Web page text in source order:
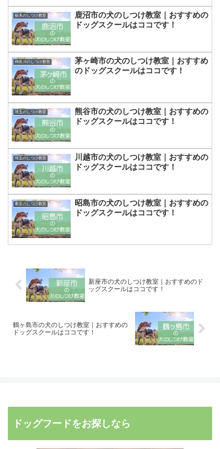
栃木のしつけ教室
鹿沼市の犬のしつけ教室｜おすすめの
ドッグスクールはココです！
神奈川のしつけ教室
茅ヶ崎市の犬のしつけ教室｜おすすめ
のドッグスクールはココです！
埼玉のしつけ教室
熊谷市の犬のしつけ教室｜おすすめの
ドッグスクールはココです！
埼玉のしつけ教室
川越市の犬のしつけ教室｜おすすめの
ドッグスクールはココです！
東京のしつけ教室
昭島市の犬のしつけ教室｜おすすめの
ドッグスクールはココです！
新座市の犬のしつけ教室｜おすすめのド
ッグスクールはココです！
鶴ヶ島市の犬のしつけ教室｜おすすめの
ドッグスクールはココです！
ドッグフードをお探しなら